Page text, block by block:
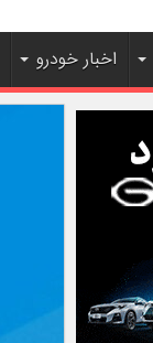
اخبار خودرو